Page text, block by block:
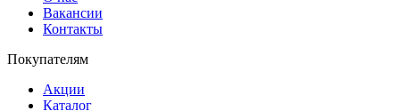
Вакансии
Контакты
Покупателям
Акции
Каталог